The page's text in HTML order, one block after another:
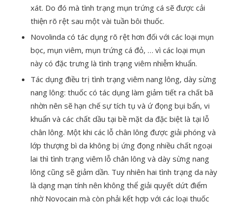
xát. Do đó mà tình trạng mụn trứng cá sẽ được cải
thiện rõ rệt sau một vài tuần bôi thuốc.
Novolinda có tác dụng rõ rệt hơn đối với các loại mụn
bọc, mụn viêm, mụn trứng cá đỏ, … vì các loại mụn
này có đặc trưng là tình trạng viêm nhiễm khuẩn.
Tác dụng điều trị tình trạng viêm nang lông, dày sừng
nang lông: thuốc có tác dụng làm giảm tiết ra chất bã
nhờn nên sẽ hạn chế sự tích tụ và ứ đọng bụi bẩn, vi
khuẩn và các chất dầu tại bề mặt da đặc biệt là tại lỗ
chân lông. Một khi các lỗ chân lông được giải phóng và
lớp thượng bì da không bị ứng đọng nhiều chất ngoại
lai thì tình trạng viêm lỗ chân lông và dày sừng nang
lông cũng sẽ giảm dần. Tuy nhiên hai tình trạng da này
là dạng mạn tính nên không thể giải quyết dứt điểm
nhờ Novocain mà còn phải kết hợp với các loại thuốc